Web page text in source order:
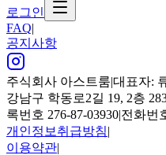
로그인
FAQ|
공지사항
주식회사 아스트룸|대표자:
강남구 학동로2길 19, 2층
록번호 276-87-03930|전화번
개인정보취급방침|
이용약관|